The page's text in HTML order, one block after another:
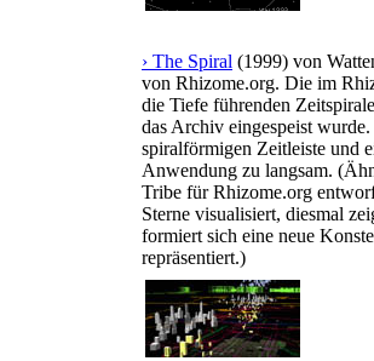
› The Spiral (1999) von
von Rhizome.org. Die im
die Tiefe führenden
das Archiv eingespeist
spiralförmigen Zeitleiste und
Anwendung zu langsam.
Tribe für Rhizome.org
Sterne visualisiert, diesmal
formiert sich eine neue
repräsentiert.)